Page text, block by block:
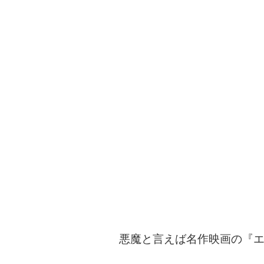
悪魔と言えば名作映画の『